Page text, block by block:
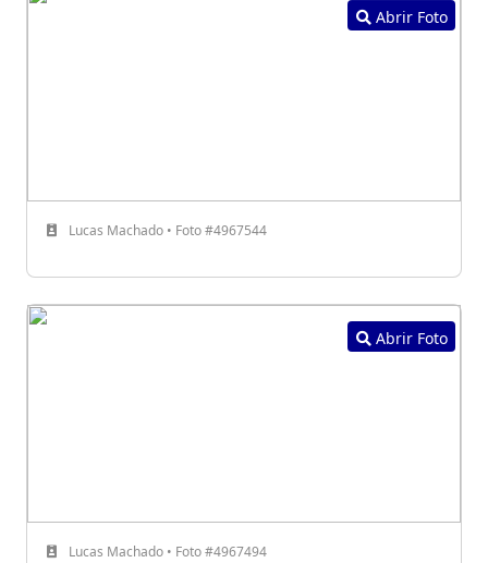
Abrir Foto
Lucas Machado • Foto #4967544
Abrir Foto
Lucas Machado • Foto #4967494